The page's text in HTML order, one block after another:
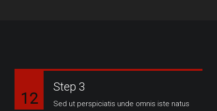
12
Step 3
Sed ut perspiciatis unde omnis iste natus